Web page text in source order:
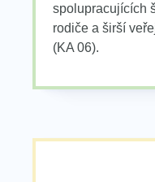
spolupracujících
rodiče a širší
(KA 06).